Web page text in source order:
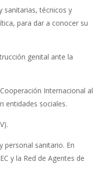
sanitarias, técnicos y
para dar a conocer su
genital ante la
Internacional al
entidades sociales.
personal sanitario. En
y la Red de Agentes de